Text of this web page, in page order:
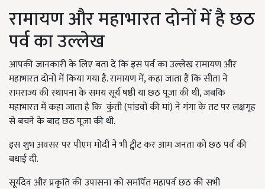
रामायण और महाभारत दोनों में है छठ
पर्व का उल्लेख
आपकी जानकारी के लिए बता दें कि इस पर्व का उल्लेख रामायण और
महाभारत दोनों में किया गया है. रामायण में,कहा जाता है कि सीता ने
रामराज्य की स्थापना के समय सूर्य षष्ठी या छठ पूजा की थी,जबकि
महाभारत में कहा जाता है कि कुंती (पांडवों की मां) ने गंगा के तट पर लक्षगृह
से बचने के बाद छठ पूजा की थी.
इस शुभ अवसर पर पीएम मोदी ने भी ट्वीट कर आम जनता को छठ पर्व की
बधाई दी.
सूर्यदेव और प्रकृति की उपासना को समर्पित महापर्व छठ की सभी